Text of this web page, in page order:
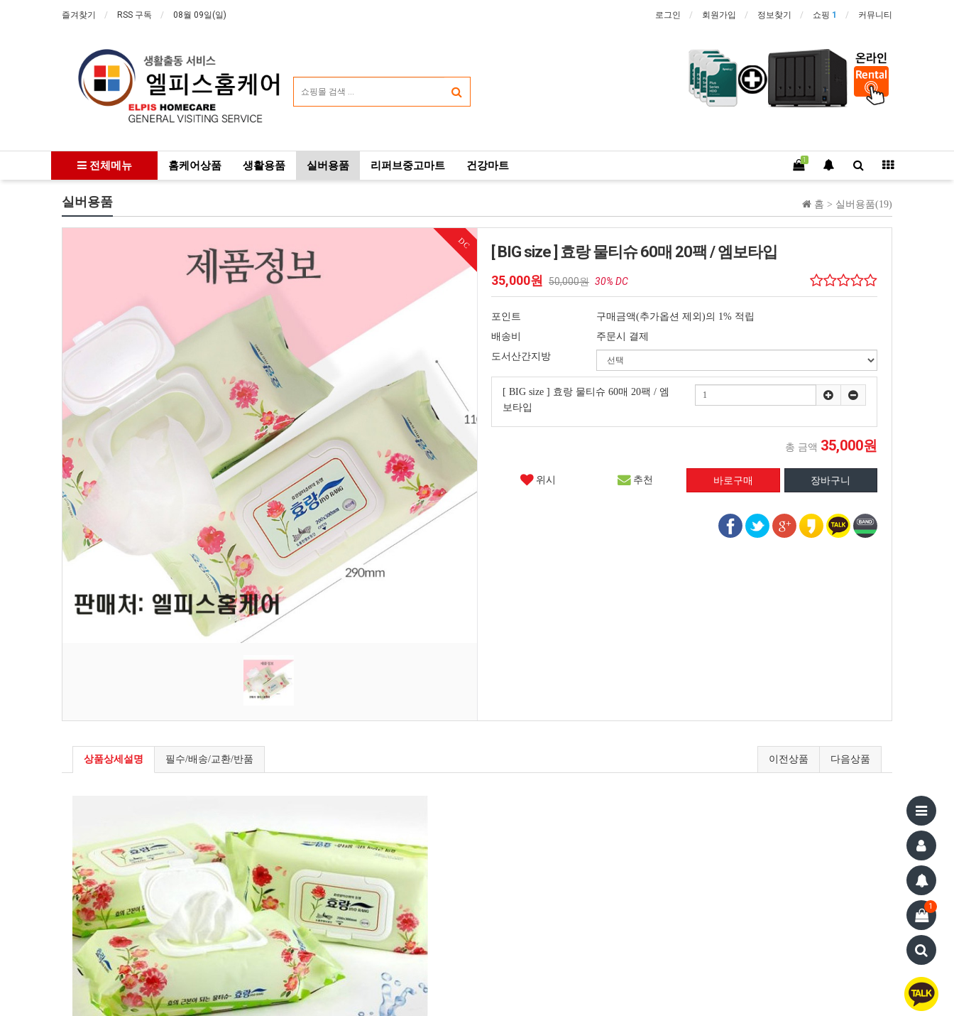
즐겨찾기 RSS 구독 08월 09일(일) 로그인 회원가입 정보찾기 쇼핑 1 커뮤니티
1
전체메뉴 홈케어상품 생활용품 실버용품 리퍼브중고마트 건강마트
홈 > 실버용품(19)
실버용품
DC [ BIG size ] 효랑 물티슈 60매 20팩 / 엠보타입
35,000원 50,000원 30% DC
포인트
구매금액(추가옵션 제외)의 1% 적립
배송비
주문시 결제
도서산간지방
[ BIG size ] 효랑 물티슈 60매 20팩 / 엠
보타입
총 금액 35,000원
위시 추천
상품상세설명 필수/배송/교환/반품 다음상품
이전상품
1